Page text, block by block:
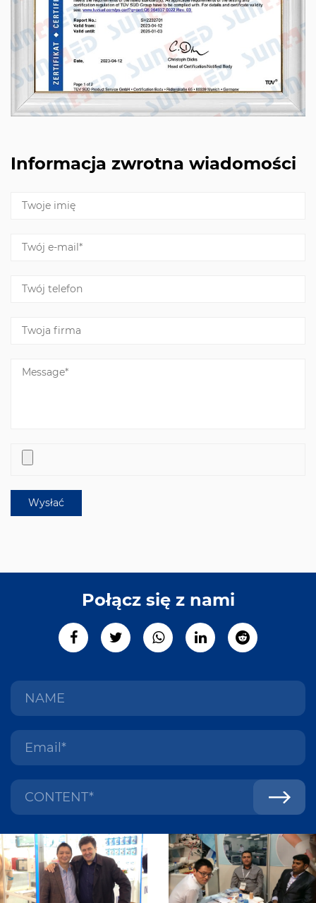
Informacja zwrotna wiadomości
Połącz się z nami